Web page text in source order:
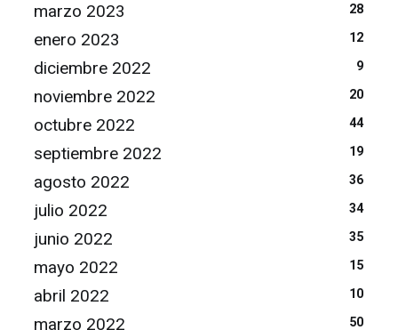
marzo 2023 28
enero 2023 12
diciembre 2022 9
noviembre 2022 20
octubre 2022 44
septiembre 2022 19
agosto 2022 36
julio 2022 34
junio 2022 35
mayo 2022 15
abril 2022 10
marzo 2022 50